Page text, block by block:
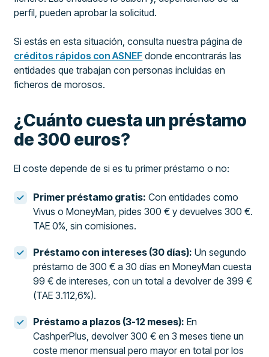
perfil, pueden aprobar la solicitud.
Si estás en esta situación, consulta nuestra página de
créditos rápidos con ASNEF donde encontrarás las
entidades que trabajan con personas incluidas en
ficheros de morosos.
¿Cuánto cuesta un préstamo
de 300 euros?
El coste depende de si es tu primer préstamo o no:
Primer préstamo gratis: Con entidades como
Vivus o MoneyMan, pides 300 € y devuelves 300 €.
TAE 0%, sin comisiones.
Préstamo con intereses (30 días): Un segundo
préstamo de 300 € a 30 días en MoneyMan cuesta
99 € de intereses, con un total a devolver de 399 €
(TAE 3.112,6%).
Préstamo a plazos (3-12 meses): En
CashperPlus, devolver 300 € en 3 meses tiene un
coste menor mensual pero mayor en total por los